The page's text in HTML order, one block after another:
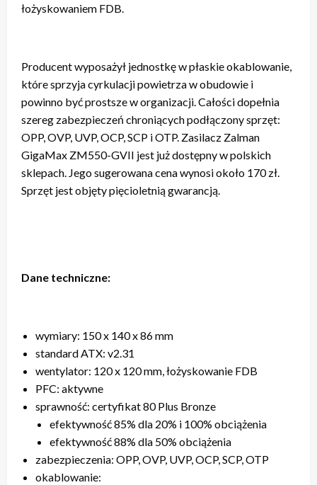
łożyskowaniem FDB.
Producent wyposażył jednostkę w płaskie okablowanie,
które sprzyja cyrkulacji powietrza w obudowie i
powinno być prostsze w organizacji. Całości dopełnia
szereg zabezpieczeń chroniących podłączony sprzęt:
OPP, OVP, UVP, OCP, SCP i OTP. Zasilacz Zalman
GigaMax ZM550-GVII jest już dostępny w polskich
sklepach. Jego sugerowana cena wynosi około 170 zł.
Sprzęt jest objęty pięcioletnią gwarancją.
Dane techniczne:
wymiary: 150 x 140 x 86 mm
standard ATX: v2.31
wentylator: 120 x 120 mm, łożyskowanie FDB
PFC: aktywne
sprawność: certyfikat 80 Plus Bronze
efektywność 85% dla 20% i 100% obciążenia
efektywność 88% dla 50% obciążenia
zabezpieczenia: OPP, OVP, UVP, OCP, SCP, OTP
okablowanie: